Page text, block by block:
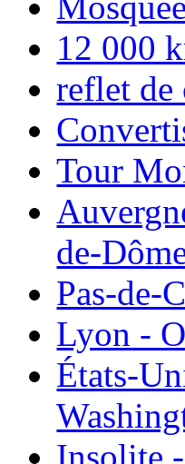
12 000
reflet de
Tour
de-
Pas-de-
Lyon -
États-
Insolite